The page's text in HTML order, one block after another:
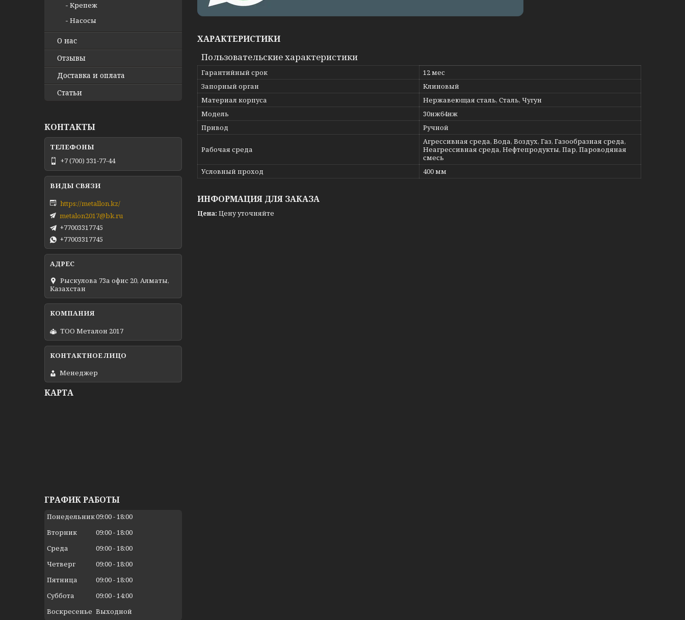
ХАРАКТЕРИСТИКИ
Пользовательские характеристики
Гарантийный срок
12 мес
Запорный орган
Клиновый
Материал корпуса
Нержавеющая сталь, Сталь, Чугун
Модель
30нж64нж
Привод
Ручной
Рабочая среда
Агрессивная среда, Вода, Воздух, Газ, Газообразная среда,
Неагрессивная среда, Нефтепродукты, Пар, Пароводяная
смесь
Условный проход
400 мм
ИНФОРМАЦИЯ ДЛЯ ЗАКАЗА
Цена: Цену уточняйте
Крепеж
Насосы
О нас
Отзывы
Доставка и оплата
Статьи
КОНТАКТЫ
+7 (700) 331-77-44
https://metallon.kz/
metalon2017@bk.ru
+77003317745
+77003317745
Рыскулова 73а офис 20, Алматы,
Казахстан
ТОО Металон 2017
Менеджер
КАРТА
ГРАФИК РАБОТЫ
Понедельник09:00 18:00
Вторник
09:00 18:00
Среда
09:00 18:00
Четверг
09:00 18:00
Пятница
09:00 18:00
Суббота
09:00 14:00
Воскресенье Выходной